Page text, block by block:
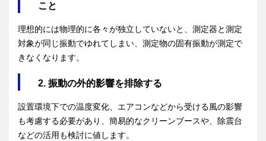
こと
理想的には物理的に各々が独立していないと、測定器と測定
対象が同じ振動でゆれてしまい、測定物の固有振動が測定で
きなくなります。
2. 振動の外的影響を排除する
設置環境下での温度変化、エアコンなどから受ける風の影響
も考慮する必要があり、簡易的なクリーンブースや、除震台
などの活用も検討に値します。